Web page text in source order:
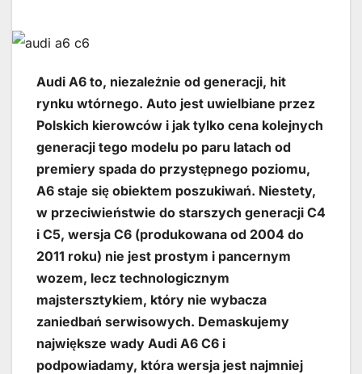
Audi A6 to, niezależnie od generacji, hit
rynku wtórnego. Auto jest uwielbiane przez
Polskich kierowców i jak tylko cena kolejnych
generacji tego modelu po paru latach od
premiery spada do przystępnego poziomu,
A6 staje się obiektem poszukiwań. Niestety,
w przeciwieństwie do starszych generacji C4
i C5, wersja C6 (produkowana od 2004 do
2011 roku) nie jest prostym i pancernym
wozem, lecz technologicznym
majstersztykiem, który nie wybacza
zaniedbań serwisowych. Demaskujemy
największe wady Audi A6 C6 i
podpowiadamy, która wersja jest najmniej